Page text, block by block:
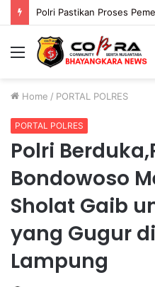
Menu
Home / PORTAL POLRES
PORTAL POLRES
Polri
Bondowoso
Sholat Gaib
yang Gugur
Lampung